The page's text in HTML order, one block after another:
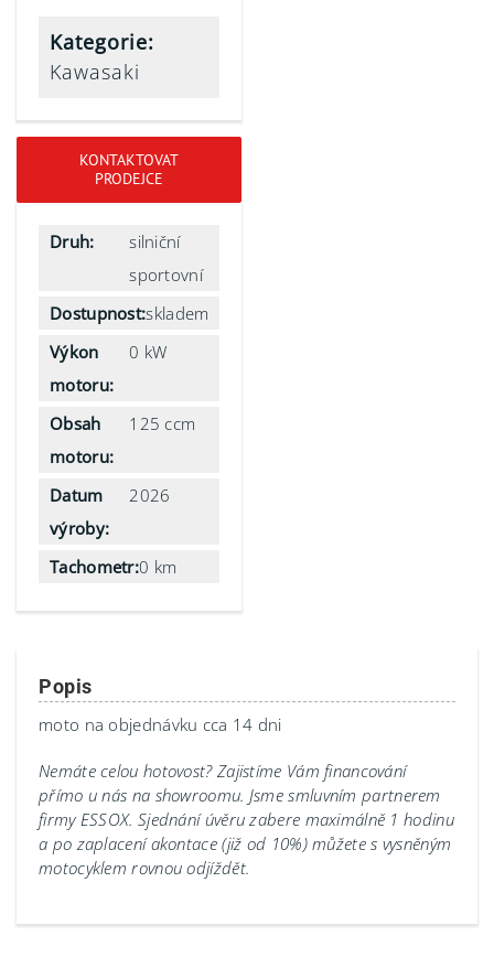
Kategorie:
Kawasaki
KONTAKTOVAT
PRODEJCE
Druh:
silniční
sportovní
Dostupnost:skladem
Výkon
motoru:
0 kW
Obsah
motoru:
125 ccm
Datum
výroby:
2026
Tachometr:0 km
Popis
moto na objednávku cca 14 dni
Nemáte celou hotovost? Zajistíme Vám financování
přímo u nás na showroomu. Jsme smluvním partnerem
firmy ESSOX. Sjednání úvěru zabere maximálně 1 hodinu
a po zaplacení akontace (již od 10%) můžete s vysněným
motocyklem rovnou odjíždět.